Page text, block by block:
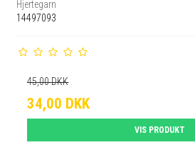
Hjertegarn
14497093
45,00 DKK
34,00 DKK
VIS PRODUKT